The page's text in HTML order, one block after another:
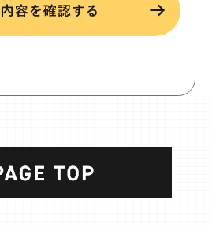
ち「履歴情報および特性情
ーワード，ご利用日時，ご利
シー情報の収集方法）